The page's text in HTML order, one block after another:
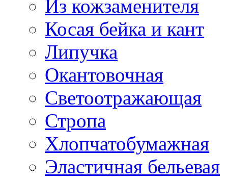
Из кожзаменителя
Косая бейка и кант
Липучка
Окантовочная
Светоотражающая
Стропа
Хлопчатобумажная
Эластичная бельевая